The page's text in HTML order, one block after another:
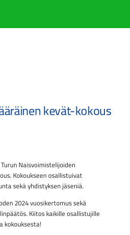
kevät-kokous
Naisvoimistelijoiden
Kokoukseen osallistuivat
sekä yhdistyksen jäseniä.
2024 vuosikertomus sekä
Kiitos kaikille osallistujille
kokouksesta!